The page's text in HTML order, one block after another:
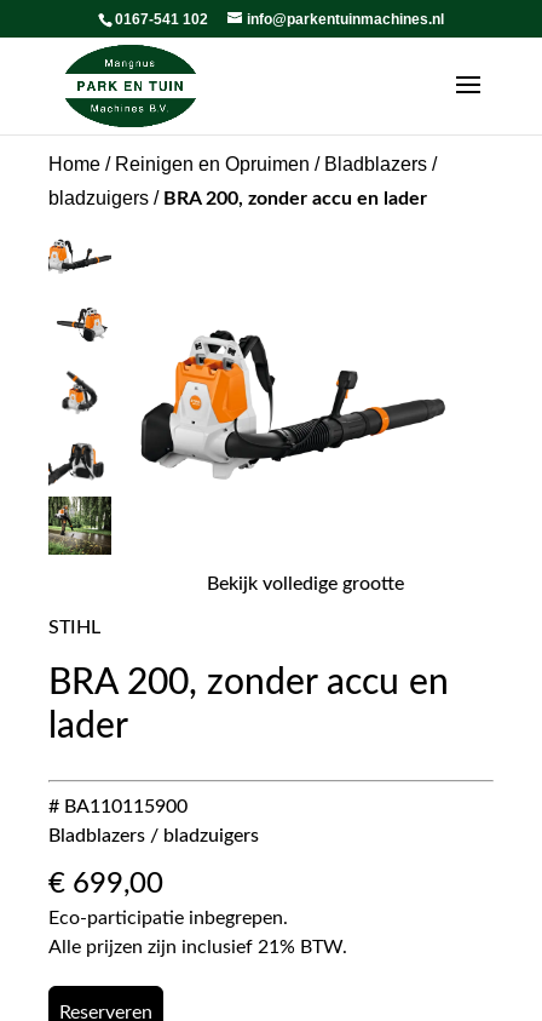
0167-541 102 info@parkentuinmachines.nl
Home / Reinigen en Opruimen / Bladblazers /
bladzuigers / BRA 200, zonder accu en lader
Bekijk volledige grootte
STIHL
BRA 200, zonder accu en
lader
# BA110115900
Bladblazers / bladzuigers
€ 699,00
Eco-participatie inbegrepen.
Alle prijzen zijn inclusief 21% BTW.
Reserveren